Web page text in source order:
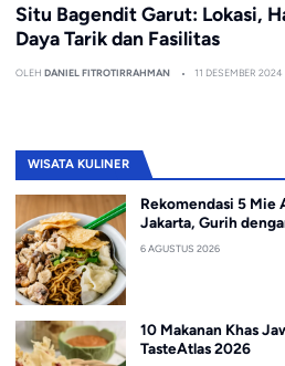
Situ Bagendit Garut: Lokasi,
Daya Tarik dan Fasilitas
OLEH DANIEL FITROTIRRAHMAN 11 DESEMBER 2024
WISATA KULINER
Rekomendasi 5 Mie
Jakarta, Gurih
6 AGUSTUS 2026
10 Makanan Khas
TasteAtlas 2026